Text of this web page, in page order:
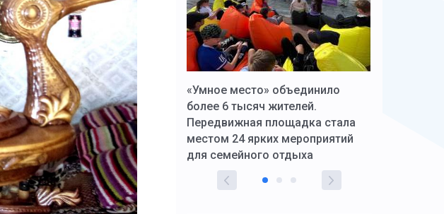
Штурмовик огня. Казак Алексей
Коробов после возвращения со
спецоперации сделал
реальностью свою детскую
мечту
«Умное место» объединило
более 6 тысяч жителей.
Передвижная площадка стала
местом 24 ярких мероприятий
для семейного отдыха